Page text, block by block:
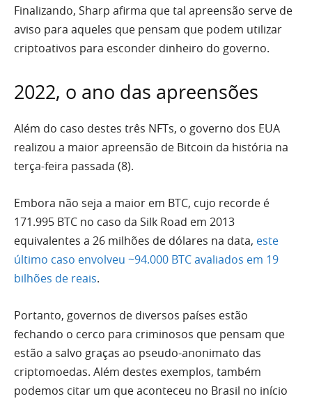
Finalizando, Sharp afirma que tal apreensão serve de
aviso para aqueles que pensam que podem utilizar
criptoativos para esconder dinheiro do governo.
2022, o ano das apreensões
Além do caso destes três NFTs, o governo dos EUA
realizou a maior apreensão de Bitcoin da história na
terça-feira passada (8).
Embora não seja a maior em BTC, cujo recorde é
171.995 BTC no caso da Silk Road em 2013
equivalentes a 26 milhões de dólares na data, este
último caso envolveu ~94.000 BTC avaliados em 19
bilhões de reais.
Portanto, governos de diversos países estão
fechando o cerco para criminosos que pensam que
estão a salvo graças ao pseudo-anonimato das
criptomoedas. Além destes exemplos, também
podemos citar um que aconteceu no Brasil no início